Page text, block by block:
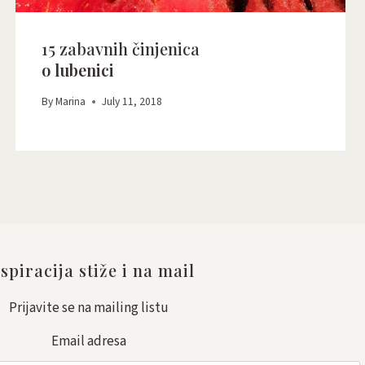
15 zabavnih činjenica
o lubenici
ByMarina July 11, 2018
stiže i na mail
Prijavite se na mailing listu
Email adresa